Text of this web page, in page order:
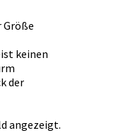
Größe
keinen
der
angezeigt.